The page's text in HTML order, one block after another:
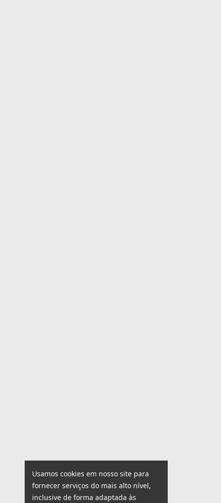
Usamos cookies em nosso site para
fornecer serviços do mais alto nível,
inclusive de forma adaptada às